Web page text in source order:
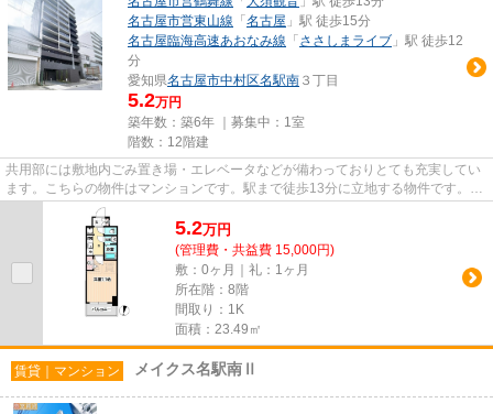
名古屋市営東山線 「 名古屋 」駅 徒歩15分
名古屋臨海高速あおなみ線 「 ささしまライブ 」駅 徒歩12
分
愛知県名古屋市中村区名駅南 ３丁目
5.2万円
築年数：築6年 ｜募集中： 1室
階数：12階建
共用部には敷地内ごみ置き場・エレベータなどが備わっておりとても充実してい
ます。こちらの物件はマンションです。駅まで徒歩13分に立地する物件です。こ
ちらの物件は築6年ですが、充...
5.2万円
(管理費・共益費 15,000円)
敷：0ヶ月｜礼：1ヶ月
所在階：8階
間取り：1K
面積：23.49㎡
賃貸｜マンション メイクス名駅南Ⅱ